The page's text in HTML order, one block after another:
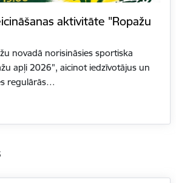
aktivitāte "Ropažu
novadā norisināsies sportiska
apļi 2026", aicinot iedzīvotājus un
regulārās…